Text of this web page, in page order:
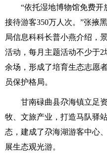
“依托湿地博物馆免费开放
接待游客350万人次。”张掖
局信息科科长普小燕介绍，
活动，每月主题活动不少于
余场，形成了培育生态志愿
员保护格局。
甘南碌曲县尕海镇立足资
牧、文旅产业，打造马队驿
态，建成了尕海湖游客中心
展生态观光游。